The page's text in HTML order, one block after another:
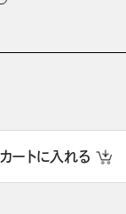
カートに入れる